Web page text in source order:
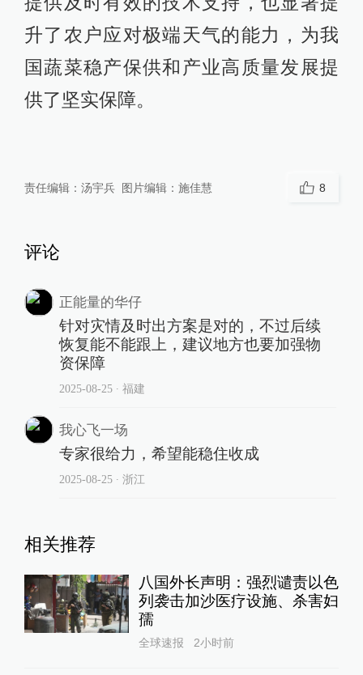
升了农户应对极端天气的能力，为我
国蔬菜稳产保供和产业高质量发展提
供了坚实保障。
责任编辑： 汤宇兵 图片编辑： 施佳慧 8
评论
正能量的华仔
针对灾情及时出方案是对的，不过后续
恢复能不能跟上，建议地方也要加强物
资保障
2025-08-25∙ 福建
我心飞一场
专家很给力，希望能稳住收成
2025-08-25∙ 浙江
相关推荐
八国外长声明：强烈谴责以色
列袭击加沙医疗设施、杀害妇
孺
全球速报 2小时前